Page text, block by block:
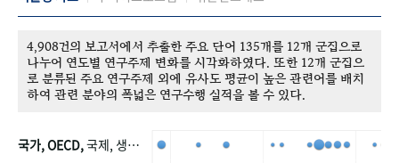
4,908건의 보고서에서 추출한 주요 단어 135개를 12개 군집으로
나누어 연도별 연구주제 변화를 시각화하였다. 또한 12개 군집으
로 분류된 주요 연구주제 외에 유사도 평균이 높은 관련어를 배치
하여 관련 분야의 폭넓은 연구수행 실적을 볼 수 있다.
국가, OECD,국제, 생산, 아시아, 태평양, 태평양지역, 참가